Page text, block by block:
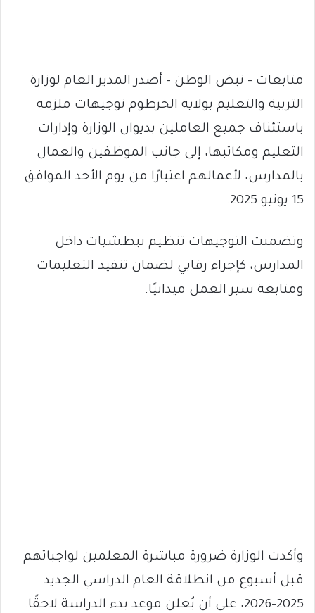
متابعات – نبض الوطن – أصدر المدير العام لوزارة
التربية والتعليم بولاية الخرطوم توجيهات ملزمة
باستئناف جميع العاملين بديوان الوزارة وإدارات
التعليم ومكاتبها، إلى جانب الموظفين والعمال
بالمدارس، لأعمالهم اعتبارًا من يوم الأحد الموافق
15 يونيو 2025.
وتضمنت التوجيهات تنظيم نبطشيات داخل
المدارس، كإجراء رقابي لضمان تنفيذ التعليمات
ومتابعة سير العمل ميدانيًا.
وأكدت الوزارة ضرورة مباشرة المعلمين لواجباتهم
قبل أسبوع من انطلاقة العام الدراسي الجديد
2025–2026، على أن يُعلن موعد بدء الدراسة لاحقًا.